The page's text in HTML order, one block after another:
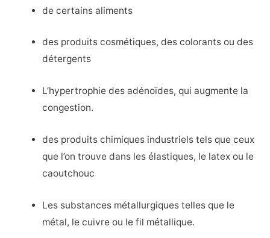
de certains aliments
des produits cosmétiques, des colorants ou des
détergents
L’hypertrophie des adénoïdes, qui augmente la
congestion.
des produits chimiques industriels tels que ceux
que l’on trouve dans les élastiques, le latex ou le
caoutchouc
Les substances métallurgiques telles que le
métal, le cuivre ou le fil métallique.